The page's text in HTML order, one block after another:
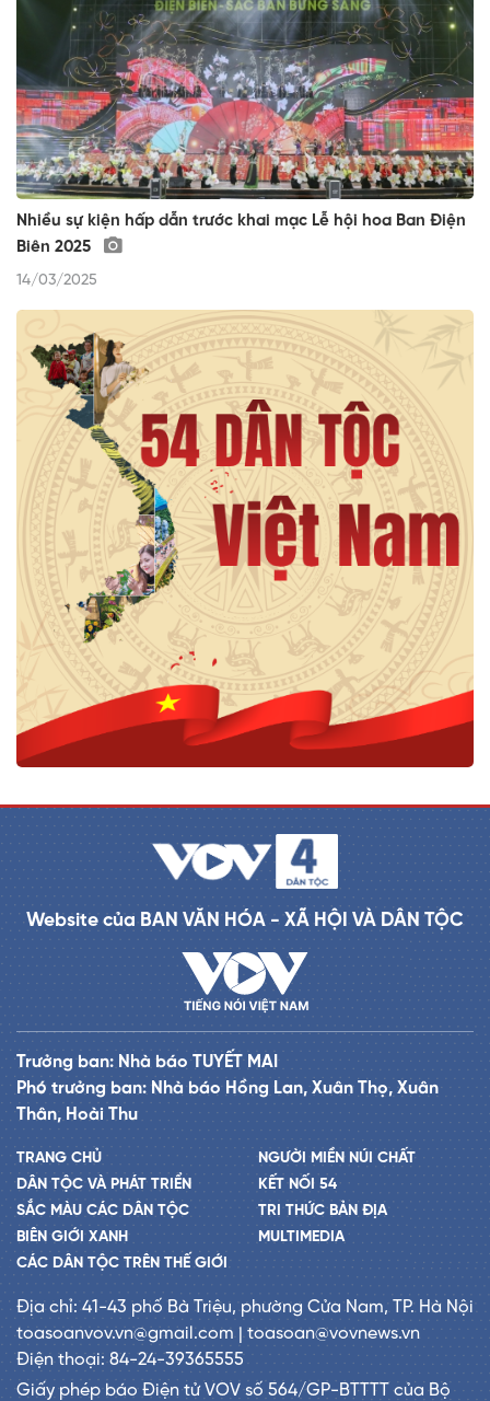
Nhiều sự kiện hấp dẫn trước khai mạc Lễ hội hoa Ban Điện
Biên 2025
14/03/2025
Website của BAN VĂN HÓA - XÃ HỘI VÀ DÂN TỘC
Trưởng ban: Nhà báo TUYẾT MAI
Phó trưởng ban: Nhà báo Hồng Lan, Xuân Thọ, Xuân
Thân, Hoài Thu
TRANG CHỦ
DÂN TỘC VÀ PHÁT TRIỂN
SẮC MÀU CÁC DÂN TỘC
BIÊN GIỚI XANH
CÁC DÂN TỘC TRÊN THẾ GIỚI
NGƯỜI MIỀN NÚI CHẤT
KẾT NỐI 54
TRI THỨC BẢN ĐỊA
MULTIMEDIA
Địa chỉ: 41-43 phố Bà Triệu, phường Cửa Nam, TP. Hà Nội
toasoanvov.vn@gmail.com | toasoan@vovnews.vn
Điện thoại: 84-24-39365555
Giấy phép báo Điện tử VOV số 564/GP-BTTTT của Bộ